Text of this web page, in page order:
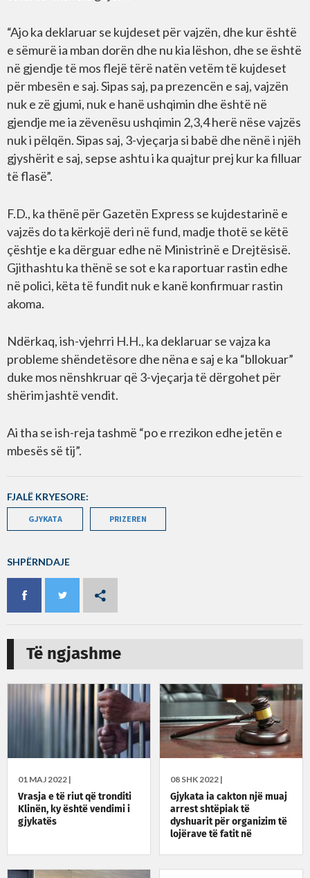
“Ajo ka deklaruar se kujdeset për vajzën, dhe kur është
e sëmurë ia mban dorën dhe nu kia lëshon, dhe se është
në gjendje të mos flejë tërë natën vetëm të kujdeset
për mbesën e saj. Sipas saj, pa prezencën e saj, vajzën
nuk e zë gjumi, nuk e hanë ushqimin dhe është në
gjendje me ia zëvenësu ushqimin 2,3,4 herë nëse vajzës
nuk i pëlqën. Sipas saj, 3-vjeçarja si babë dhe nënë i njëh
gjyshërit e saj, sepse ashtu i ka quajtur prej kur ka filluar
të flasë”.
F.D., ka thënë për Gazetën Express se kujdestarinë e
vajzës do ta kërkojë deri në fund, madje thotë se këtë
çështje e ka dërguar edhe në Ministrinë e Drejtësisë.
Gjithashtu ka thënë se sot e ka raportuar rastin edhe
në polici, këta të fundit nuk e kanë konfirmuar rastin
akoma.
Ndërkaq, ish-vjehrri H.H., ka deklaruar se vajza ka
probleme shëndetësore dhe nëna e saj e ka “bllokuar”
duke mos nënshkruar që 3-vjeçarja të dërgohet për
shërim jashtë vendit.
Ai tha se ish-reja tashmë “po e rrezikon edhe jetën e
mbesës së tij”.
FJALË KRYESORE:
GJYKATA PRIZEREN
SHPËRNDAJE
Të ngjashme
01 MAJ 2022 |
Vrasja e të riut që tronditi
Klinën, ky është vendimi i
gjykatës
08 SHK 2022 |
Gjykata ia cakton një muaj
arrest shtëpiak të
dyshuarit për organizim të
lojërave të fatit në